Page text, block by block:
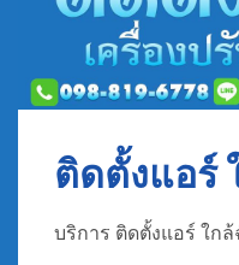
ติดตั้งแอร์
บริการ ติดตั้งแอร์ ใก